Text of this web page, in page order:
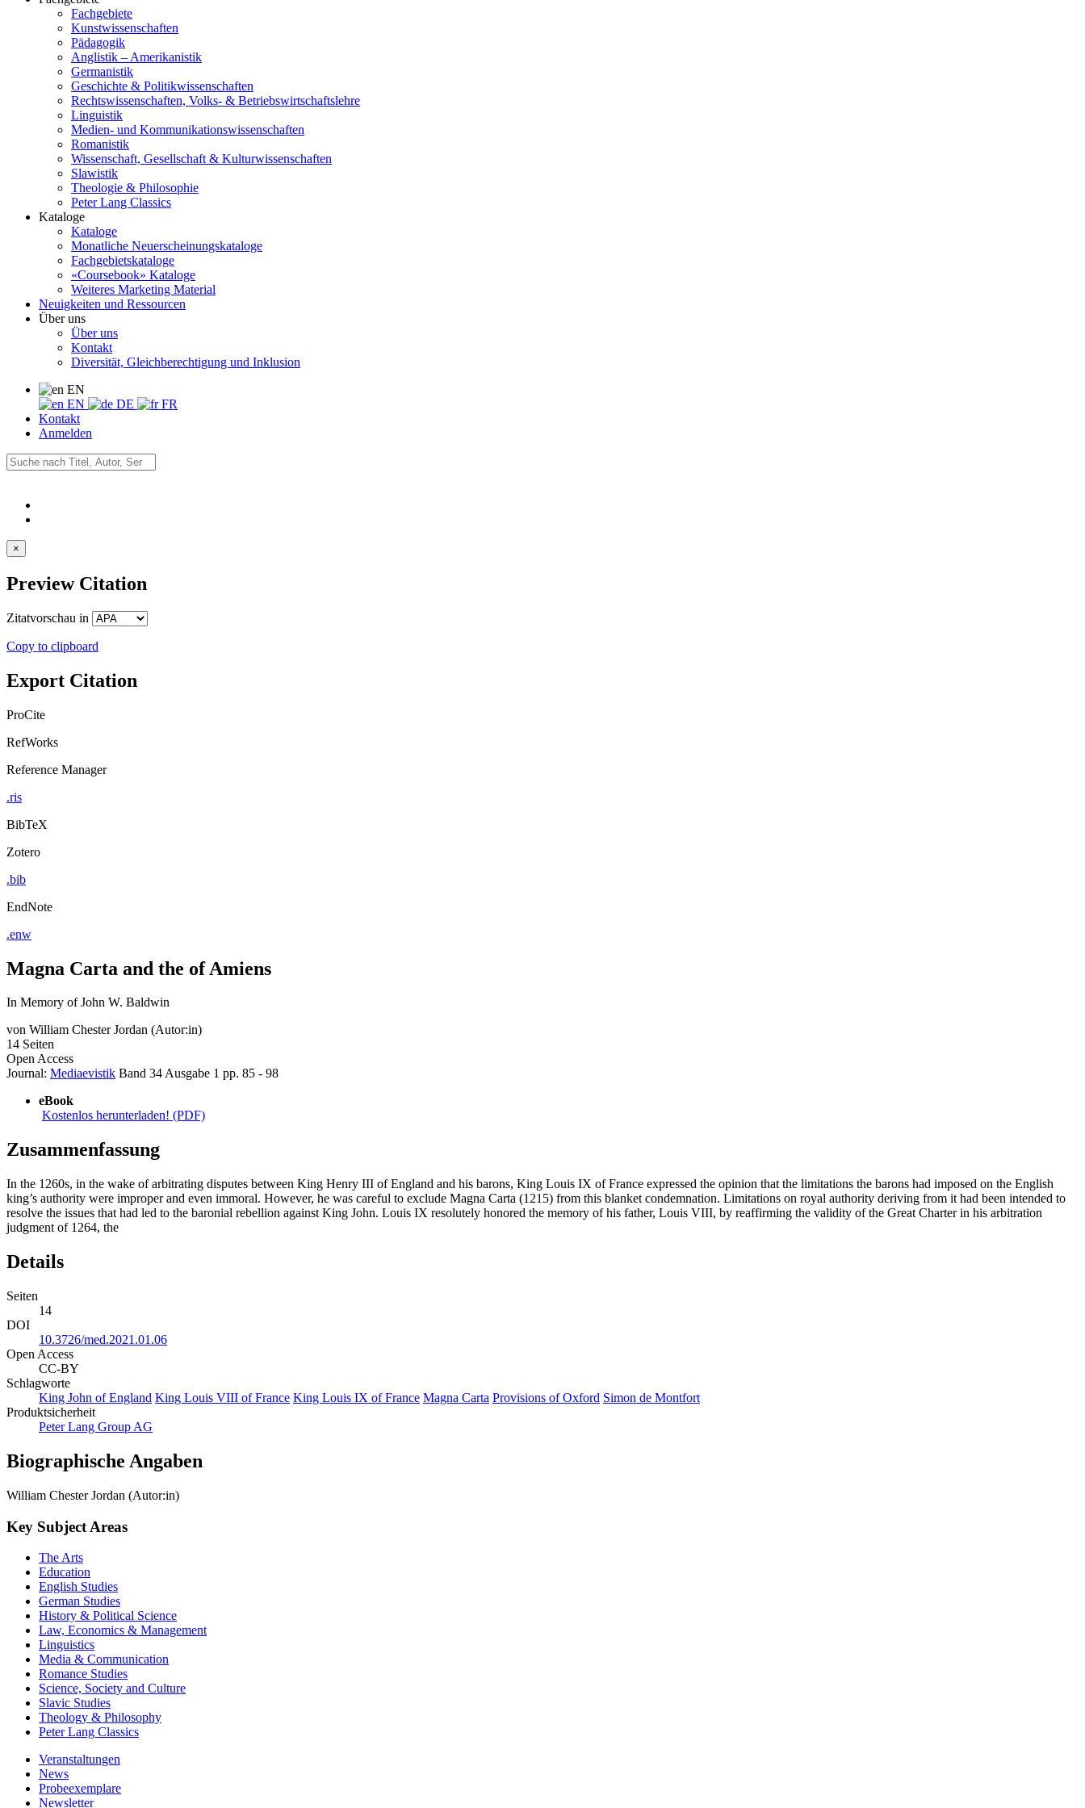
Fachgebiete
Kunstwissenschaften
Pädagogik
Anglistik – Amerikanistik
Germanistik
Geschichte & Politikwissenschaften
Rechtswissenschaften, Volks- & Betriebswirtschaftslehre
Linguistik
Medien- und Kommunikationswissenschaften
Romanistik
Wissenschaft, Gesellschaft & Kulturwissenschaften
Slawistik
Theologie & Philosophie
Peter Lang Classics
Kataloge
Kataloge
Monatliche Neuerscheinungskataloge
Fachgebietskataloge
«Coursebook» Kataloge
Weiteres Marketing Material
Neuigkeiten und Ressourcen
Über uns
Über uns
Kontakt
Diversität, Gleichberechtigung und Inklusion
EN
EN
DE
FR
Kontakt
Anmelden
×
Preview Citation
Zitatvorschau in
Copy to clipboard
Export Citation
ProCite
RefWorks
Reference Manager
.ris
BibTeX
Zotero
.bib
EndNote
.enw
Magna Carta and the of Amiens
In Memory of John W. Baldwin
von William Chester Jordan (Autor:in)
14 Seiten
Open Access
Journal: Mediaevistik Band 34Ausgabe 1 pp. 85 - 98
eBook
Kostenlos herunterladen! (PDF)
Zusammenfassung
In the 1260s, in the wake of arbitrating disputes between King Henry III of England and his barons, King Louis IX of France expressed the opinion that the limitations the barons had imposed on the English
king’s authority were improper and even immoral. However, he was careful to exclude Magna Carta (1215) from this blanket condemnation. Limitations on royal authority deriving from it had been intended to
resolve the issues that had led to the baronial rebellion against King John. Louis IX resolutely honored the memory of his father, Louis VIII, by reaffirming the validity of the Great Charter in his arbitration
judgment of 1264, the
Details
Seiten
14
DOI
10.3726/med.2021.01.06
Open Access
CC-BY
Schlagworte
King John of England King Louis VIII of France King Louis IX of France Magna Carta Provisions of Oxford Simon de Montfort
Produktsicherheit
Peter Lang Group AG
Biographische Angaben
William Chester Jordan (Autor:in)
Key Subject Areas
The Arts
Education
English Studies
German Studies
History & Political Science
Law, Economics & Management
Linguistics
Media & Communication
Romance Studies
Science, Society and Culture
Slavic Studies
Theology & Philosophy
Peter Lang Classics
Veranstaltungen
News
Probeexemplare
Newsletter